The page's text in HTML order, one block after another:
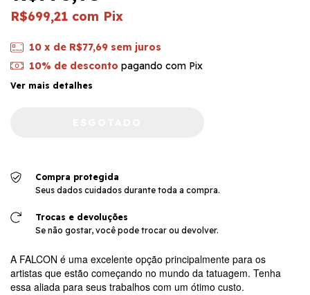
R$699,21 com Pix
10 x de R$77,69 sem juros
10% de desconto pagando com Pix
Ver mais detalhes
Compra protegida
Seus dados cuidados durante toda a compra.
Trocas e devoluções
Se não gostar, você pode trocar ou devolver.
A FALCON é uma excelente opção principalmente para os
artistas que estão começando no mundo da tatuagem. Tenha
essa aliada para seus trabalhos com um ótimo custo.